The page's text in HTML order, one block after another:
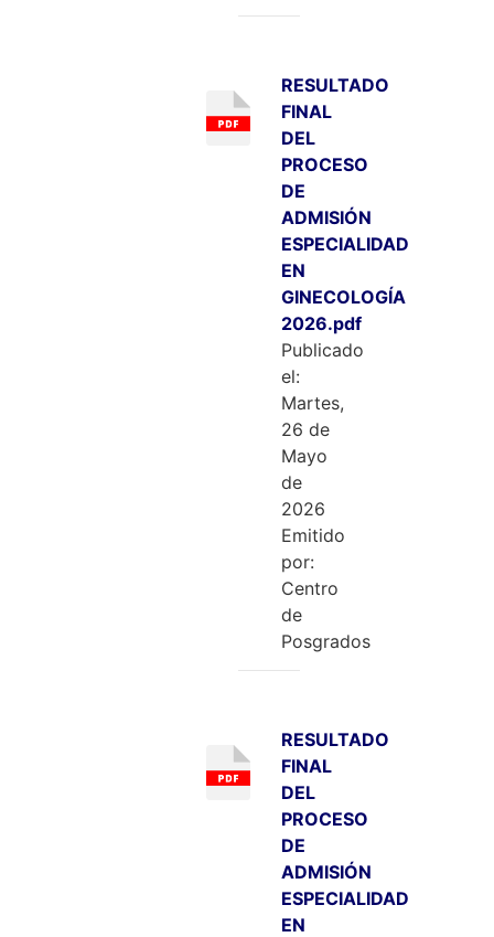
RESULTADO
FINAL
DEL
PROCESO
DE
ADMISIÓN
ESPECIALIDAD
EN
GINECOLOGÍA
2026.pdf
Publicado
el:
Martes,
26 de
Mayo
de
2026
Emitido
por:
Centro
de
Posgrados
RESULTADO
FINAL
DEL
PROCESO
DE
ADMISIÓN
ESPECIALIDAD
EN